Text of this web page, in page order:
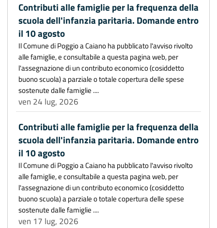
Contributi alle famiglie per la frequenza della
scuola dell'infanzia paritaria. Domande entro
il 10 agosto
Il Comune di Poggio a Caiano ha pubblicato l'avviso rivolto
alle famiglie, e consultabile a questa pagina web, per
l'assegnazione di un contributo economico (cosiddetto
buono scuola) a parziale o totale copertura delle spese
sostenute dalle famiglie ....
ven 24 lug, 2026
Contributi alle famiglie per la frequenza della
scuola dell'infanzia paritaria. Domande entro
il 10 agosto
Il Comune di Poggio a Caiano ha pubblicato l'avviso rivolto
alle famiglie, e consultabile a questa pagina web, per
l'assegnazione di un contributo economico (cosiddetto
buono scuola) a parziale o totale copertura delle spese
sostenute dalle famiglie ....
ven 17 lug, 2026